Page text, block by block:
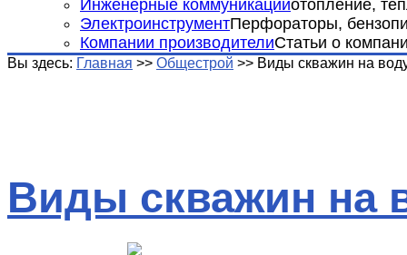
Инженерные коммуникацииотопление,
ЭлектроинструментПерфораторы,
Компании производителиСтатьи о
Вы здесь: Главная >> Общестрой >> Виды скважин на
Виды скважин на